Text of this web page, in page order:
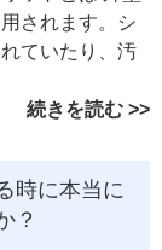
されます。シ
ていたり、汚
続きを読む
時に本当に
？